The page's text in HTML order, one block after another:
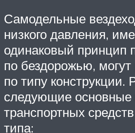
Самодельные
низкого давления,
одинаковый принцип
по бездорожью, могут
по типу конструкции.
следующие
транспортных
типа: